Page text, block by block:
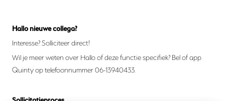
Hallo nieuwe collega?
Interesse? Solliciteer direct!
Wil je meer weten over Hallo of deze functie specifiek? Bel of app
Quinty op telefoonnummer 06-13940433.
Sollicitatieproces